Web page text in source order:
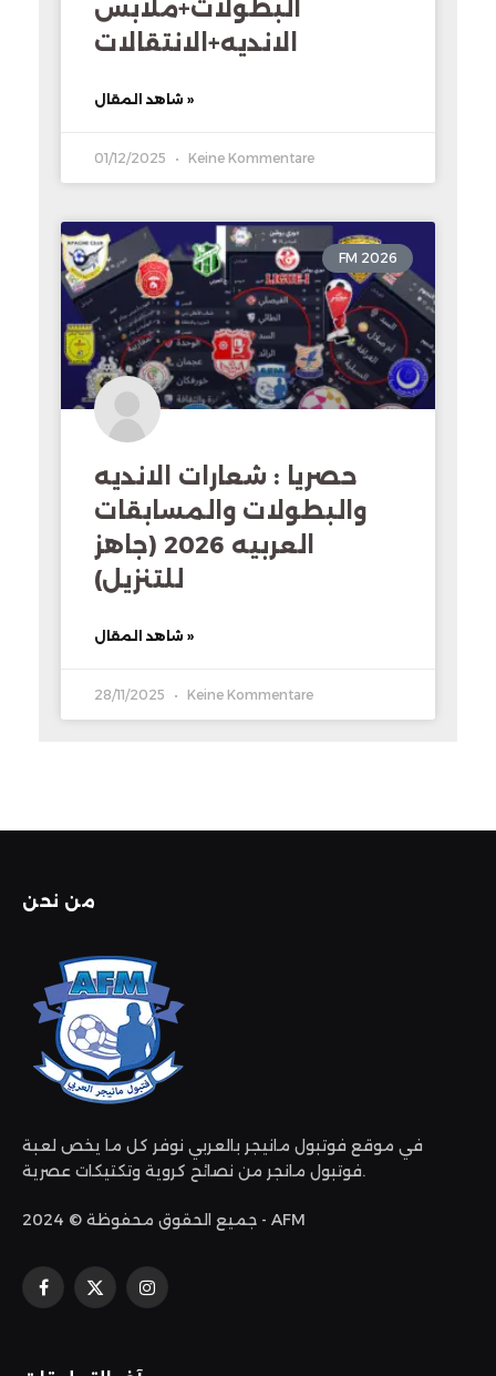
البطولات+ملابس
الانديه+الانتقالات
شاهد المقال »
01/12/2025 Keine Kommentare
FM 2026
حصريا : شعارات الانديه
والبطولات والمسابقات
العربيه 2026 (جاهز
للتنزيل)
شاهد المقال »
28/11/2025 Keine Kommentare
من نحن
في موقع فوتبول مانيجر بالعربي نوفر كل ما يخص لعبة
فوتبول مانجر من نصائح كروية وتكتيكات عصرية.
جميع الحقوق محفوظة © 2024 - AFM
فيسبوك
X
الانستغرام